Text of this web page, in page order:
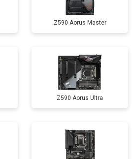
Z590 Aorus Master
Z590 Aorus Ultra